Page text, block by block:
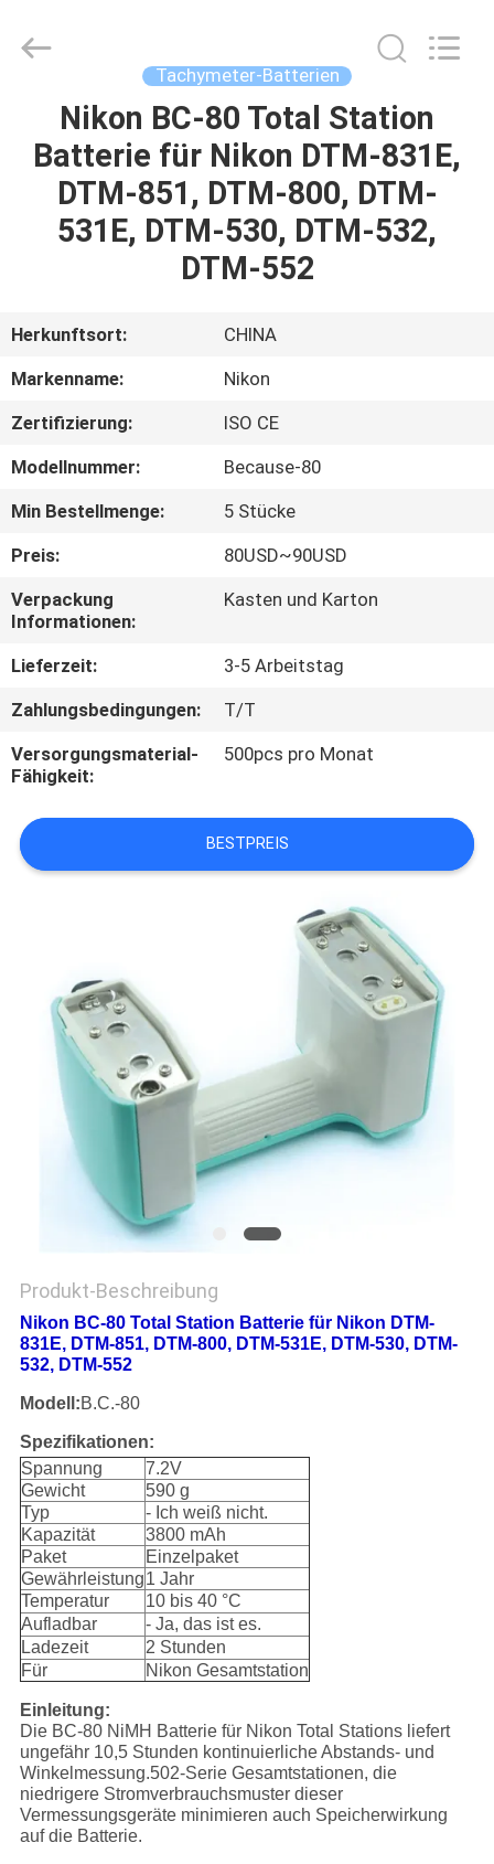
HAUS
PRODUKTE
FABRIK-
QUALITÄTSKONTROLLE
TRETEN
SIE
MIT
UNS
IN
VERBINDUNG
SIE
EIN
SITEMAP
PRIVACY
POLICY
Co.,Ltd.
Tachymeter-Batterien
Nikon BC-80 Total Station
Batterie für Nikon DTM-831E,
DTM-851, DTM-800, DTM-
531E, DTM-530, DTM-532,
DTM-552
Herkunftsort:
CHINA
Markenname:
Nikon
Zertifizierung:
ISO CE
Modellnummer:
Because-80
Min Bestellmenge:
5 Stücke
Preis:
80USD~90USD
Verpackung
Informationen:
Kasten und Karton
Lieferzeit:
3-5 Arbeitstag
Zahlungsbedingungen:
T/T
Versorgungsmaterial-
Fähigkeit:
500pcs pro Monat
BESTPREIS
Produkt-Beschreibung
Nikon BC-80 Total Station Batterie für Nikon DTM-
831E, DTM-851, DTM-800, DTM-531E, DTM-530, DTM-
532, DTM-552
Modell:B.C.-80
Spezifikationen:
Spannung
7.2V
Gewicht
590 g
Typ
- Ich weiß nicht.
Kapazität
3800 mAh
Paket
Einzelpaket
Gewährleistung1 Jahr
Temperatur
10 bis 40 °C
Aufladbar
- Ja, das ist es.
Ladezeit
2 Stunden
Für
Nikon Gesamtstation
Einleitung:
Die BC-80 NiMH Batterie für Nikon Total Stations liefert
ungefähr 10,5 Stunden kontinuierliche Abstands- und
Winkelmessung.502-Serie Gesamtstationen, die
niedrigere Stromverbrauchsmuster dieser
Vermessungsgeräte minimieren auch Speicherwirkung
auf die Batterie.